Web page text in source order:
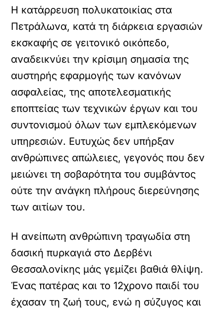
Η κατάρρευση πολυκατοικίας στα
Πετράλωνα, κατά τη διάρκεια εργασιών
εκσκαφής σε γειτονικό οικόπεδο,
αναδεικνύει την κρίσιμη σημασία της
αυστηρής εφαρμογής των κανόνων
ασφαλείας, της αποτελεσματικής
εποπτείας των τεχνικών έργων και του
συντονισμού όλων των εμπλεκόμενων
υπηρεσιών. Ευτυχώς δεν υπήρξαν
ανθρώπινες απώλειες, γεγονός που δεν
μειώνει τη σοβαρότητα του συμβάντος
ούτε την ανάγκη πλήρους διερεύνησης
των αιτίων του.
Η ανείπωτη ανθρώπινη τραγωδία στη
δασική πυρκαγιά στο Δερβένι
Θεσσαλονίκης μάς γεμίζει βαθιά θλίψη.
Ένας πατέρας και το 12χρονο παιδί του
έχασαν τη ζωή τους, ενώ η σύζυγος και